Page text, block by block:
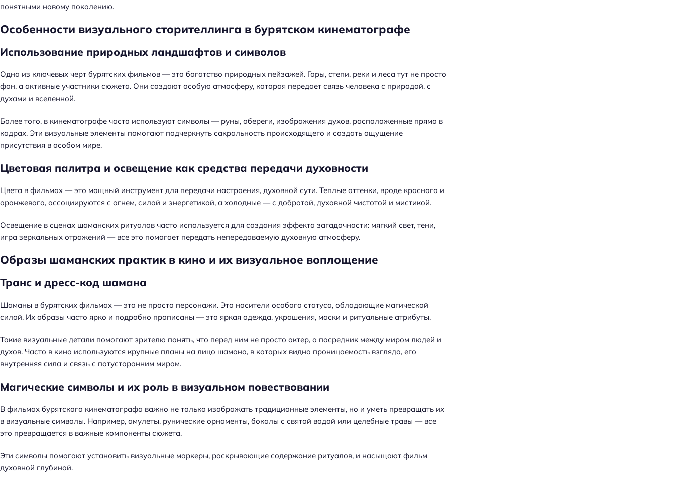
понятными новому поколению.
Особенности визуального сторителлинга в бурятском кинематографе
Использование природных ландшафтов и символов
Одна из ключевых черт бурятских фильмов — это богатство природных пейзажей. Горы, степи, реки и леса тут не просто
фон, а активные участники сюжета. Они создают особую атмосферу, которая передает связь человека с природой, с
духами и вселенной.
Более того, в кинематографе часто используют символы — руны, обереги, изображения духов, расположенные прямо в
кадрах. Эти визуальные элементы помогают подчеркнуть сакральность происходящего и создать ощущение
присутствия в особом мире.
Цветовая палитра и освещение как средства передачи духовности
Цвета в фильмах — это мощный инструмент для передачи настроения, духовной сути. Теплые оттенки, вроде красного и
оранжевого, ассоциируются с огнем, силой и энергетикой, а холодные — с добротой, духовной чистотой и мистикой.
Освещение в сценах шаманских ритуалов часто используется для создания эффекта загадочности: мягкий свет, тени,
игра зеркальных отражений — все это помогает передать непередаваемую духовную атмосферу.
Образы шаманских практик в кино и их визуальное воплощение
Транс и дресс-код шамана
Шаманы в бурятских фильмах — это не просто персонажи. Это носители особого статуса, обладающие магической
силой. Их образы часто ярко и подробно прописаны — это яркая одежда, украшения, маски и ритуальные атрибуты.
Такие визуальные детали помогают зрителю понять, что перед ним не просто актер, а посредник между миром людей и
духов. Часто в кино используются крупные планы на лицо шамана, в которых видна проницаемость взгляда, его
внутренняя сила и связь с потусторонним миром.
Магические символы и их роль в визуальном повествовании
В фильмах бурятского кинематографа важно не только изображать традиционные элементы, но и уметь превращать их
в визуальные символы. Например, амулеты, рунические орнаменты, бокалы с святой водой или целебные травы — все
это превращается в важные компоненты сюжета.
Эти символы помогают установить визуальные маркеры, раскрывающие содержание ритуалов, и насыщают фильм
духовной глубиной.
й
и
: